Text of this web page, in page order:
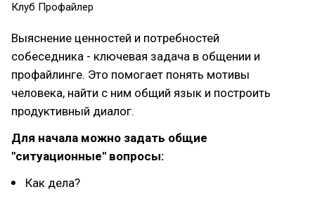
Клуб Профайлер
Выяснение ценностей и потребностей
собеседника - ключевая задача в общении и
профайлинге. Это помогает понять мотивы
человека, найти с ним общий язык и построить
продуктивный диалог.
Для начала можно задать общие
"ситуационные" вопросы:
Как дела?